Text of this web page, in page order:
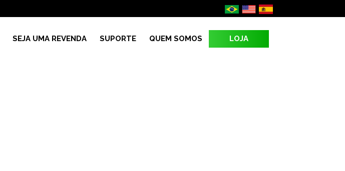
SEJA UMA REVENDA SUPORTE QUEM SOMOS LOJA